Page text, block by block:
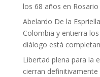
los 68 años en Rosario
Abelardo De la
Colombia y entierra
diálogo está
Libertad plena para la
cierran